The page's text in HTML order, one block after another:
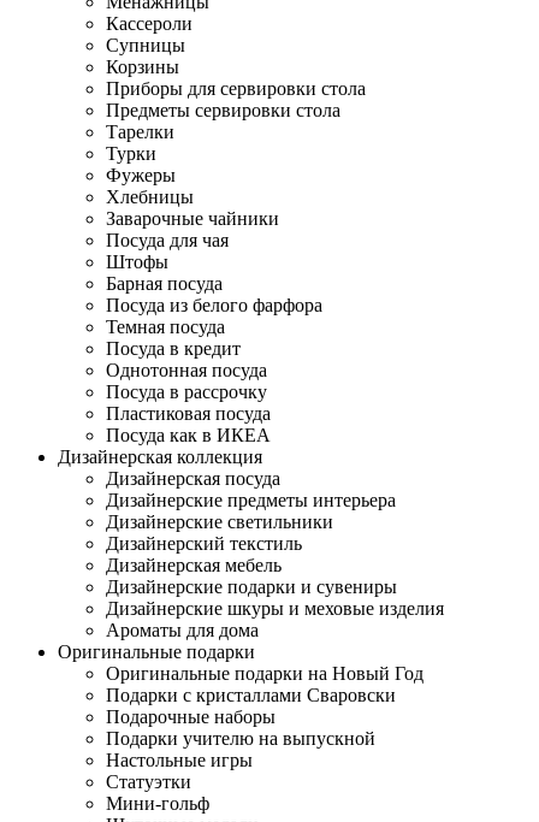
Кассероли
Супницы
Корзины
Приборы для сервировки стола
Предметы сервировки стола
Тарелки
Турки
Фужеры
Хлебницы
Заварочные чайники
Посуда для чая
Штофы
Барная посуда
Посуда из белого фарфора
Темная посуда
Посуда в кредит
Однотонная посуда
Посуда в рассрочку
Пластиковая посуда
Посуда как в ИКЕА
Дизайнерская коллекция
Дизайнерская посуда
Дизайнерские предметы интерьера
Дизайнерские светильники
Дизайнерский текстиль
Дизайнерская мебель
Дизайнерские подарки и сувениры
Дизайнерские шкуры и меховые изделия
Ароматы для дома
Оригинальные подарки
Оригинальные подарки на Новый Год
Подарки с кристаллами Сваровски
Подарочные наборы
Подарки учителю на выпускной
Настольные игры
Статуэтки
Мини-гольф